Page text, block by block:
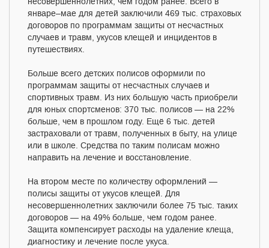
январе–мае для детей заключили 469 тыс. страховых
договоров по программам защиты от несчастных
случаев и травм, укусов клещей и инцидентов в
путешествиях.
Больше всего детских полисов оформили по
программам защиты от несчастных случаев и
спортивных травм. Из них большую часть приобрели
для юных спортсменов: 370 тыс. полисов — на 22%
больше, чем в прошлом году. Ещё 6 тыс. детей
застраховали от травм, полученных в быту, на улице
или в школе. Средства по таким полисам можно
направить на лечение и восстановление.
На втором месте по количеству оформлений —
полисы защиты от укусов клещей. Для
несовершеннолетних заключили более 75 тыс. таких
договоров — на 49% больше, чем годом ранее.
Защита компенсирует расходы на удаление клеща,
диагностику и лечение после укуса.